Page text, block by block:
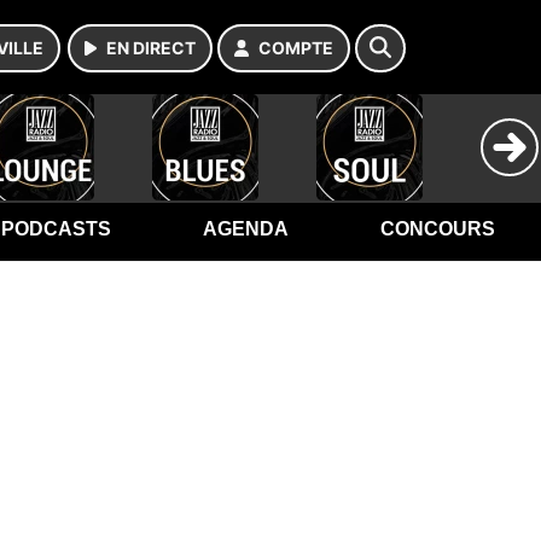
EN DIRECT COMPTE
PODCASTS AGENDA CONCOURS